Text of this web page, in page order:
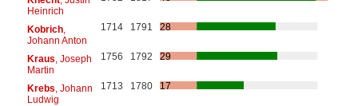
Heinrich
Kobrich,
Johann Anton
1714 1791 28
Kraus , Joseph
Martin
1756 1792 29
Krebs , Johann
Ludwig
1713 1780 17